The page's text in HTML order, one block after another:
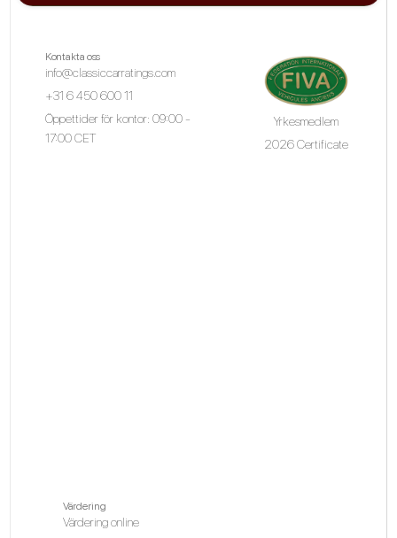
Kontakta oss
info@classiccarratings.com
+31 6 450 600 11
Öppettider för kontor: 09:00 -
17:00 CET
Yrkesmedlem
2026 Certificate
Värdering
Värdering online